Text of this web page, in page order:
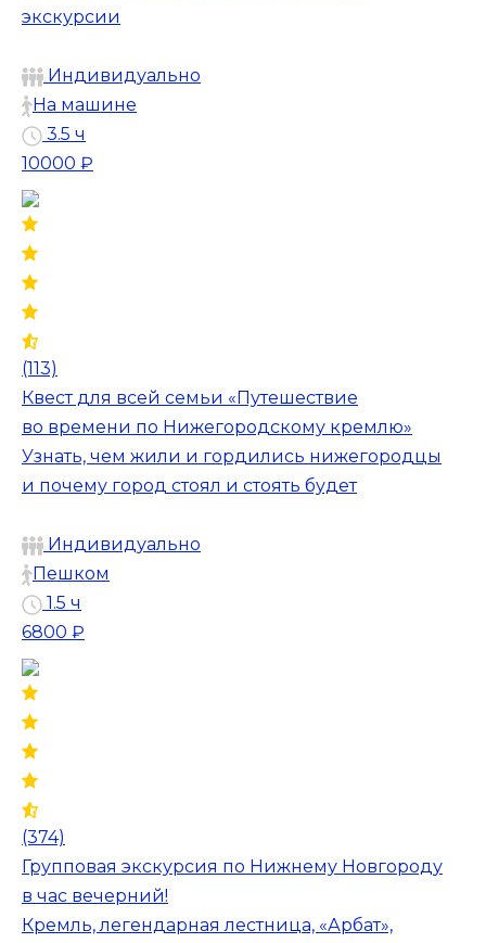
экскурсии
Индивидуально
На машине
3.5 ч
10000 ₽
(113)
Квест для всей семьи «Путешествие
во времени по Нижегородскому кремлю»
Узнать, чем жили и гордились нижегородцы
и почему город стоял и стоять будет
Индивидуально
Пешком
1.5 ч
6800 ₽
(374)
Групповая экскурсия по Нижнему Новгороду
в час вечерний!
Кремль, легендарная лестница, «Арбат»,